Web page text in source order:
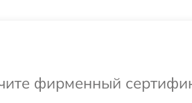
фирменный